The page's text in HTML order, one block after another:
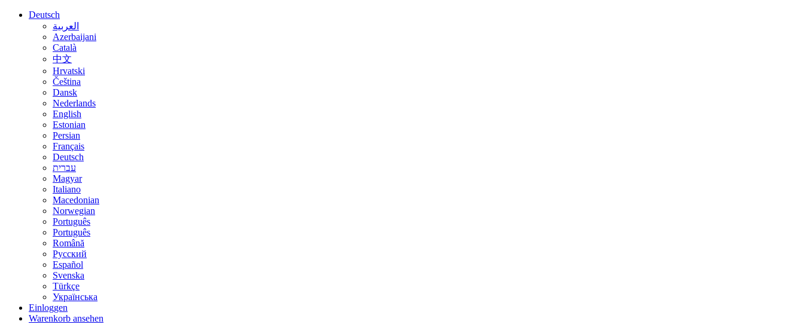
Deutsch
العربية
Azerbaijani
Català
中文
Hrvatski
Čeština
Dansk
Nederlands
English
Estonian
Persian
Français
Deutsch
עברית
Magyar
Italiano
Macedonian
Norwegian
Português
Português
Română
Русский
Español
Svenska
Türkçe
Українська
Einloggen
Warenkorb ansehen